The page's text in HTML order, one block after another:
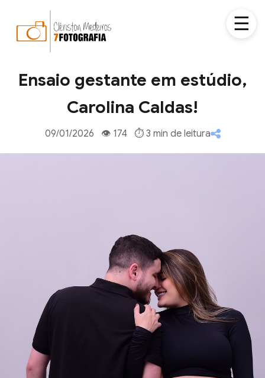
☰
Ensaio gestante em estúdio,
Carolina Caldas!
09/01/2026 👁 174 ⏱ 3 min de leitura